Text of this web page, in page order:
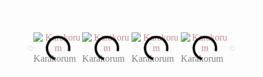
Karakorum Karakorum Karakorum Karakorum